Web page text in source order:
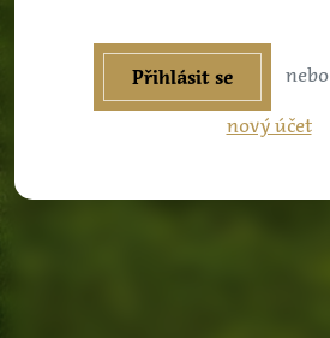
Přihlásit se nebo
nový účet